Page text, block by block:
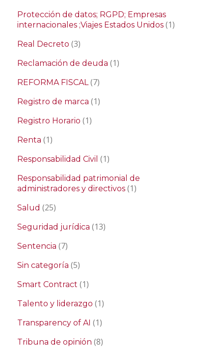
Protección de datos; RGPD; Empresas
internacionales ;Viajes Estados Unidos (1)
Real Decreto (3)
Reclamación de deuda (1)
REFORMA FISCAL(7)
Registro de marca (1)
Registro Horario (1)
Renta (1)
Responsabilidad Civil (1)
Responsabilidad patrimonial de
administradores y directivos (1)
Salud (25)
Seguridad jurídica (13)
Sentencia (7)
Sin categoría (5)
Smart Contract (1)
Talento y liderazgo (1)
Transparency of AI (1)
Tribuna de opinión (8)